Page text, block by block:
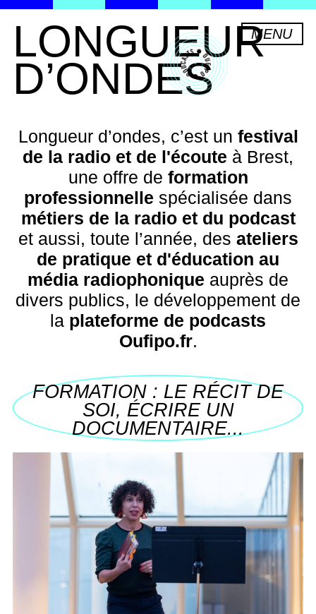
LONGUEUR
D’ONDES
MENU
Longueur d’ondes, c’est un festival
de la radio et de l'écoute à Brest,
une offre de formation
professionnelle spécialisée dans
métiers de la radio et du podcast
et aussi, toute l’année, des ateliers
de pratique et d'éducation au
média radiophonique auprès de
divers publics, le développement de
la plateforme de podcasts
Oufipo.fr.
FORMATION : LE RÉCIT DE
SOI, ÉCRIRE UN
DOCUMENTAIRE...